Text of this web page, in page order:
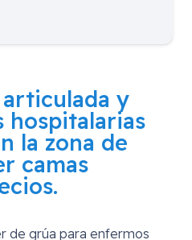
y
hospitalarias
la zona de
camas
de grúa para enfermos